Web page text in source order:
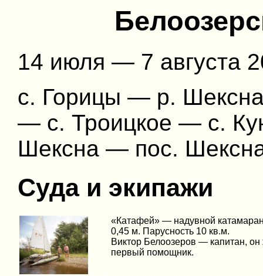
14 июля — 7 августа
с. Горицы — р.
— с. Троицкое — с.
Шексна — пос.
Суда и экипажи
«Катафей» — надувной
0,45 м. Парусность 10 кв.м.
Виктор Белоозеров — капитан,
первый помощник.